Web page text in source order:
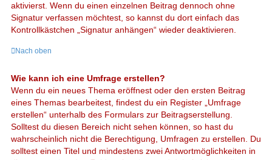
aktivierst. Wenn du einen einzelnen Beitrag dennoch ohne
Signatur verfassen möchtest, so kannst du dort einfach das
Kontrollkästchen „Signatur anhängen“ wieder deaktivieren.
Nach oben
Wie kann ich eine Umfrage erstellen?
Wenn du ein neues Thema eröffnest oder den ersten Beitrag
eines Themas bearbeitest, findest du ein Register „Umfrage
erstellen“ unterhalb des Formulars zur Beitragserstellung.
Solltest du diesen Bereich nicht sehen können, so hast du
wahrscheinlich nicht die Berechtigung, Umfragen zu erstellen. Du
solltest einen Titel und mindestens zwei Antwortmöglichkeiten in